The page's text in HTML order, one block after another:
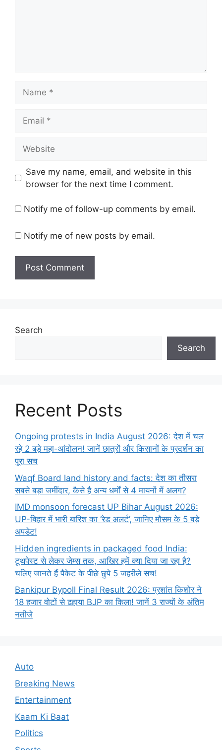
Save my name, email, and website in this
browser for the next time I comment.
Notify me of follow-up comments by email.
Notify me of new posts by email.
Search
Search
Recent Posts
Ongoing protests in India August 2026: देश में चल
रहे 2 बड़े महा-आंदोलन! जानें छात्रों और किसानों के प्रदर्शन का
पूरा सच
Waqf Board land history and facts: देश का तीसरा
सबसे बड़ा जमींदार, कैसे है अन्य धर्मों से 4 मायनों में अलग?
IMD monsoon forecast UP Bihar August 2026:
UP-बिहार में भारी बारिश का ‘रेड अलर्ट’, जानिए मौसम के 5 बड़े
अपडेट!
Hidden ingredients in packaged food India:
टूथपेस्ट से लेकर जेम्स तक, आखिर हमें क्या दिया जा रहा है?
चलिए जानते हैं पैकेट के पीछे छुपे 5 जहरीले सच!
Bankipur Bypoll Final Result 2026: प्रशांत किशोर ने
18 हजार वोटों से ढहाया BJP का किला! जानें 3 राज्यों के अंतिम
नतीजे
Auto
Breaking News
Entertainment
Kaam Ki Baat
Politics